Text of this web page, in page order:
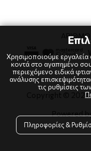
Copyright © 2024
Powered
Χρησιμοποιούμε
κοντά στο αγαπημένο
περιεχόμενο ειδικά
ανάλυσης
τις ρυθμίσεις
Πληροφορίες &